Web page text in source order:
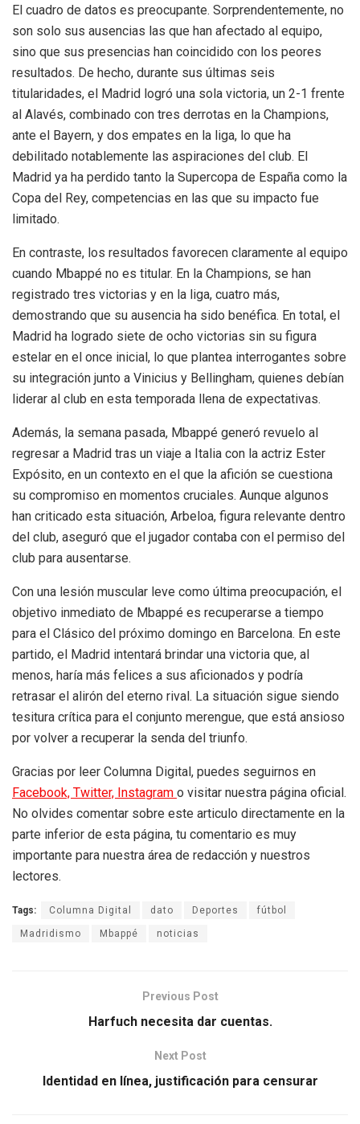
El cuadro de datos es preocupante. Sorprendentemente, no
son solo sus ausencias las que han afectado al equipo,
sino que sus presencias han coincidido con los peores
resultados. De hecho, durante sus últimas seis
titularidades, el Madrid logró una sola victoria, un 2-1 frente
al Alavés, combinado con tres derrotas en la Champions,
ante el Bayern, y dos empates en la liga, lo que ha
debilitado notablemente las aspiraciones del club. El
Madrid ya ha perdido tanto la Supercopa de España como la
Copa del Rey, competencias en las que su impacto fue
limitado.
En contraste, los resultados favorecen claramente al equipo
cuando Mbappé no es titular. En la Champions, se han
registrado tres victorias y en la liga, cuatro más,
demostrando que su ausencia ha sido benéfica. En total, el
Madrid ha logrado siete de ocho victorias sin su figura
estelar en el once inicial, lo que plantea interrogantes sobre
su integración junto a Vinicius y Bellingham, quienes debían
liderar al club en esta temporada llena de expectativas.
Además, la semana pasada, Mbappé generó revuelo al
regresar a Madrid tras un viaje a Italia con la actriz Ester
Expósito, en un contexto en el que la afición se cuestiona
su compromiso en momentos cruciales. Aunque algunos
han criticado esta situación, Arbeloa, figura relevante dentro
del club, aseguró que el jugador contaba con el permiso del
club para ausentarse.
Con una lesión muscular leve como última preocupación, el
objetivo inmediato de Mbappé es recuperarse a tiempo
para el Clásico del próximo domingo en Barcelona. En este
partido, el Madrid intentará brindar una victoria que, al
menos, haría más felices a sus aficionados y podría
retrasar el alirón del eterno rival. La situación sigue siendo
tesitura crítica para el conjunto merengue, que está ansioso
por volver a recuperar la senda del triunfo.
Gracias por leer Columna Digital, puedes seguirnos en
Facebook, Twitter, Instagram o visitar nuestra página oficial.
No olvides comentar sobre este articulo directamente en la
parte inferior de esta página, tu comentario es muy
importante para nuestra área de redacción y nuestros
lectores.
Tags: Columna Digital dato Deportes fútbol
Madridismo Mbappé noticias
Previous Post
Harfuch necesita dar cuentas.
Next Post
Identidad en línea, justificación para censurar